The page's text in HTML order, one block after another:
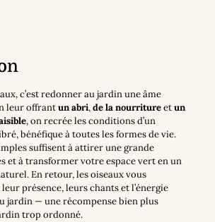
c’est redonner au jardin une âme
leur offrantun abri,de la nourritureetun
, on recrée les conditions d’un
bénéfique à toutes les formes de vie.
suffisent à attirer une grande
et à transformer votre espace vert en un
En retour, les oiseaux vous
présence, leurs chants et l’énergie
jardin — une récompense bien plus
trop ordonné.